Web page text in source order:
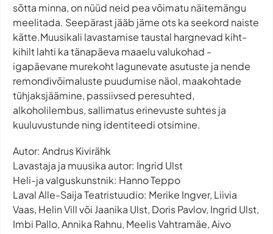
sõtta minna, on nüüd neid pea võimatu näitemängu
meelitada. Seepärast jääb jäme ots ka seekord naiste
kätte.Muusikali lavastamise taustal hargnevad kiht-
kihilt lahti ka tänapäeva maaelu valukohad -
igapäevane murekoht lagunevate asutuste ja nende
remondivõimaluste puudumise näol, maakohtade
tühjaksjäämine, passiivsed peresuhted,
alkoholilembus, sallimatus erinevuste suhtes ja
kuuluvustunde ning identiteedi otsimine.
Autor: Andrus Kivirähk
Lavastaja ja muusika autor: Ingrid Ulst
Heli-ja valguskunstnik: Hanno Teppo
Laval Alle-Saija Teatristuudio: Merike Ingver, Liivia
Vaas, Helin Vill või Jaanika Ulst, Doris Pavlov, Ingrid Ulst,
Imbi Pallo, Annika Rahnu, Meelis Vahtramäe, Aivo